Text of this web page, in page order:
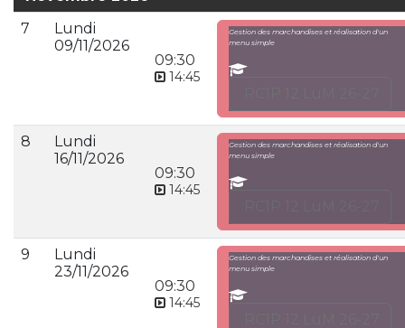
7
Lundi
09/11/2026
09:30
14:45
Gestion des marchandises et réalisation d'un
menu simple
8
Lundi
16/11/2026
09:30
14:45
Gestion des marchandises et réalisation d'un
menu simple
9
Lundi
23/11/2026
09:30
14:45
Gestion des marchandises et réalisation d'un
menu simple